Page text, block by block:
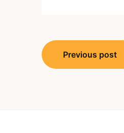
Навигация
по
Previous post